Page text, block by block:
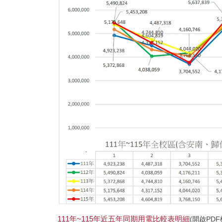
111年~115年近五年同期用電比較表明細(開啟PDF